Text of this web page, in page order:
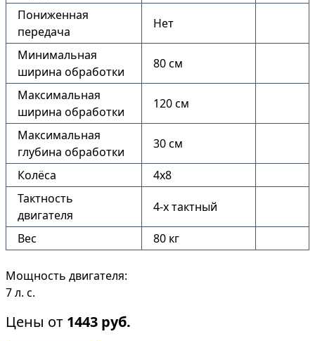
Пониженная
передача
Нет
Минимальная
ширина обработки
80 см
Максимальная
ширина обработки
120 см
Максимальная
глубина обработки
30 см
Колёса
4х8
Тактность
двигателя
4-х тактный
Вес 80 кг
Мощность двигателя:
7 л. с.
Цены от 1443 руб.